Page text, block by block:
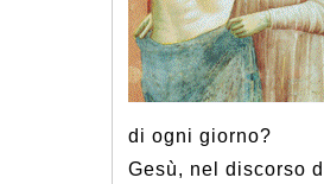
di ogni giorno?
Gesù, nel discorso